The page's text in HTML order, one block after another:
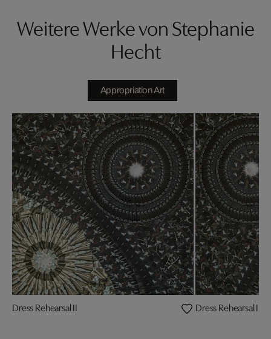
Weitere Werke von Stephanie
Hecht
Appropriation Art
Dress Rehearsal II Dress Rehearsal III